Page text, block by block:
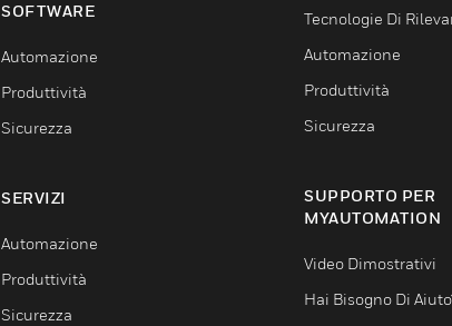
SOFTWARE
Automazione
Produttività
Sicurezza
SERVIZI
Automazione
Produttività
Sicurezza
Tecnologie Di
Automazione
Produttività
Sicurezza
SUPPORTO PER
MYAUTOMATION
Video Dimostrativi
Hai Bisogno Di